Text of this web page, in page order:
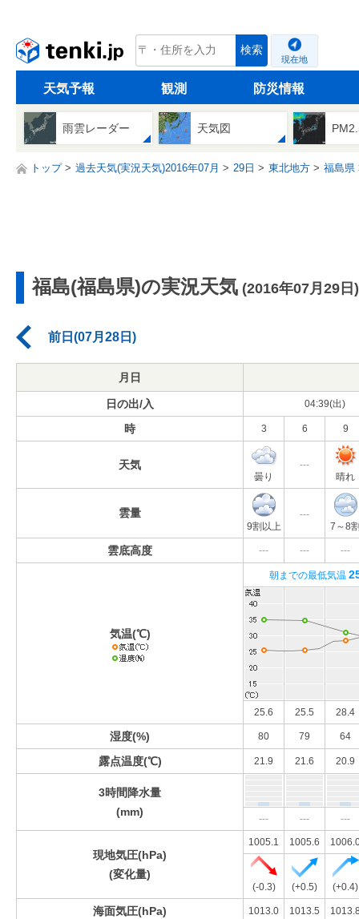
tenki.jp 検索
現在地
天気予報 観測 防災情報
雨雲レーダー 天気図
トップ 過去天気(実況天気)2016年07月 29日 東北地方 福島県
福島(福島県)の実況天気 (2016年07月29日)
前日(07月28日)
月日
日の出/入 04:39(出)
時 3 6 9
天気
曇り
---
晴れ
雲量
9割以上
---
7～8
雲底高度 --- --- ---
気温(℃)
朝までの最低気温
25.6 25.5 28.4
湿度(%) 80 79 64
露点温度(℃) 21.9 21.6 20.9
3時間降水量
(mm)
--- --- ---
現地気圧(hPa)
(変化量)
1005.1 1005.6
(-0.3) (+0.5) (+0.4)
海面気圧(hPa) 1013.0 1013.5